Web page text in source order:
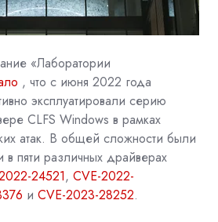
«Лаборатории
, что с июня 2022 года
эксплуатировали серию
CLFS Windows в рамках
атак. В общей сложности были
в пяти различных драйверах
24521, CVE-2022-
и CVE-2023-28252.